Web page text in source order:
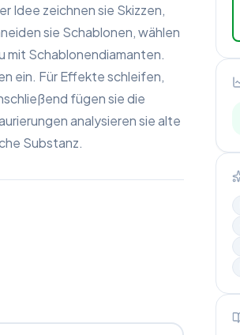
Idee zeichnen sie Skizzen,
sie Schablonen, wählen
mit Schablonendiamanten.
ein. Für Effekte schleifen,
fügen sie die
analysieren sie alte
Substanz.